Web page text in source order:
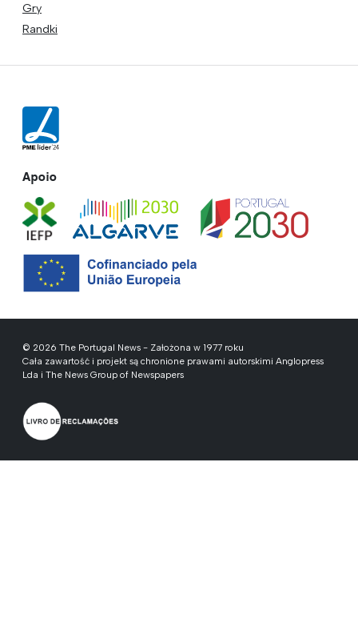
Gry
Randki
Apoio
© 2026 The Portugal News - Założona w 1977 roku
Cała zawartość i projekt są chronione prawami autorskimi Anglopress
Lda i The News Group of Newspapers